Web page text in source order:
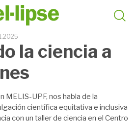
la ciencia a
MELIS-UPF, nos habla de la
científica equitativa e inclusiva
con un taller de ciencia en el Centro